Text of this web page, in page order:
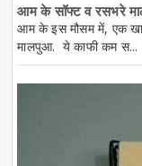
आम के सॉफ्ट व रसभरे
आम के इस मौसम में, एक
मालपुआ. ये काफी कम स...